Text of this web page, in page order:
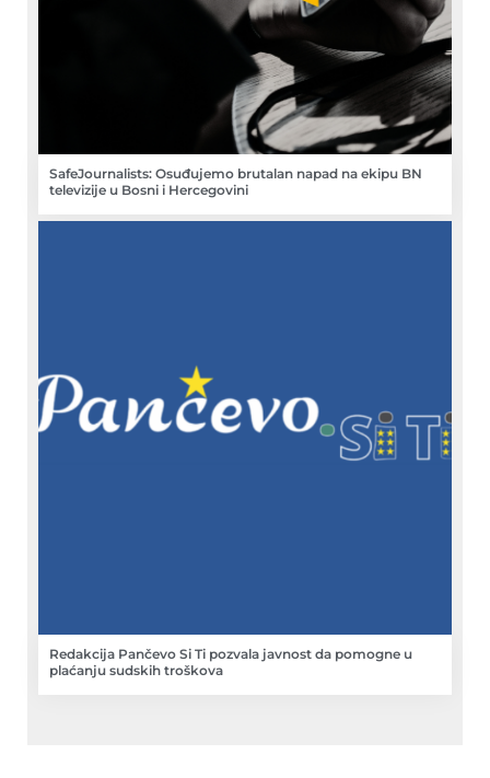
SafeJournalists: Osuđujemo brutalan napad na ekipu BN
televizije u Bosni i Hercegovini
Redakcija Pančevo Si Ti pozvala javnost da pomogne u
plaćanju sudskih troškova